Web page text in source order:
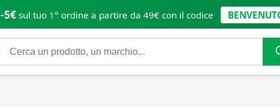
-5€sul tuo 1° ordine a partire da 49€ con il codice